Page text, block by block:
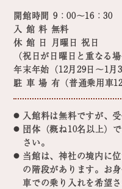
開館時間 9：00～16：30
入 館 料 無料
休 館 日 月曜日 祝日
（祝日が日曜日と重なる場
年末年始（12月29日～1月
駐 車 場 有（普通乗用車
● 入館料は無料ですが、
● 団体（概ね10名以上）
さい。
● 当館は、神社の境内に
の階段があります。お
車での乗り入れを希望